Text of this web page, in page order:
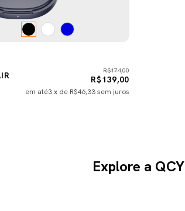
R$174,00
R$139,00
em até3x de R$46,33sem juros
Explore a QCY